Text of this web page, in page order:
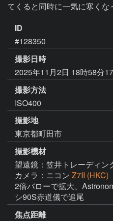
てくると同時に一気に寒くな
ID
#128350
撮影日時
2025年11月2日 18時58分
撮影方法
ISO400
撮影地
東京都町田市
撮影機材
望遠鏡：笠井トレーディン
カメラ：ニコン Z7II (HKC)
2倍バローで拡大、
シ90S赤道儀で追尾
焦点距離